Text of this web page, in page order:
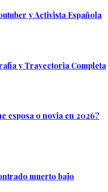
y Activista Española
y Trayectoria Completa
esposa o novia en 2026?
muerto bajo